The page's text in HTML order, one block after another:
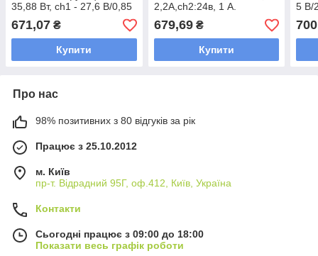
35,88 Вт, ch1 - 27,6 В/0,85
А, ch2 - 27,6 В/ 0,45 А
671,07 ₴
Купити
2,2А,ch2:24в, 1 А.
679,69₴
Купити
5 В/
Про нас
98% позитивних з 80 відгуків за рік
Працює з 25.10.2012
м. Київ
пр-т. Відрадний 95Г, оф.412, Київ, Україна
Контакти
Сьогодні працює з 09:00 до 18:00
Показати весь графік роботи